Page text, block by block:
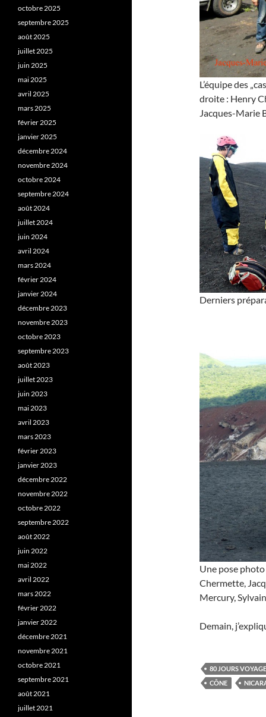
L’équipe des
droite : Henry
Jacques-Marie
Derniers
Une pose
Chermette,
Mercury,
Demain,
80 JOURS
CÔNE
octobre 2025
septembre 2025
août 2025
juillet 2025
juin 2025
mai 2025
avril 2025
mars 2025
février 2025
janvier 2025
décembre 2024
novembre 2024
octobre 2024
septembre 2024
août 2024
juillet 2024
juin 2024
avril 2024
mars 2024
février 2024
janvier 2024
décembre 2023
novembre 2023
octobre 2023
septembre 2023
août 2023
juillet 2023
juin 2023
mai 2023
avril 2023
mars 2023
février 2023
janvier 2023
décembre 2022
novembre 2022
octobre 2022
septembre 2022
août 2022
juin 2022
mai 2022
avril 2022
mars 2022
février 2022
janvier 2022
décembre 2021
novembre 2021
octobre 2021
septembre 2021
août 2021
juillet 2021